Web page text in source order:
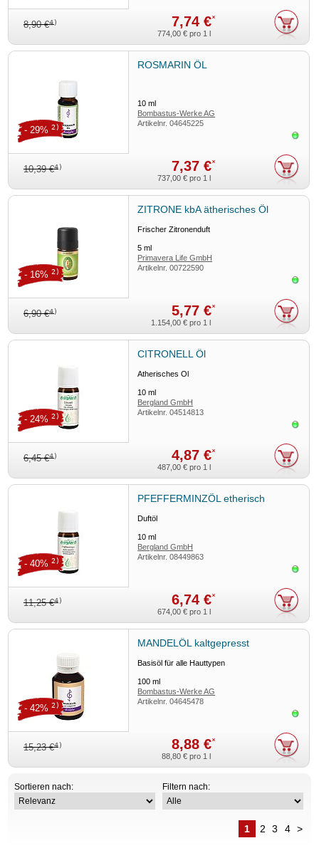
8,90 €4) 7,74 €*
774,00 € pro 1 l
ROSMARIN ÖL
10ml
Bombastus-Werke AG
Artikelnr.04645225
10,39 €4) 7,37 €*
- 29% 2)
737,00 € pro 1 l
ZITRONE kbA ätherisches Öl
Frischer Zitronenduft
5ml
Primavera Life GmbH
Artikelnr.00722590
6,90 €4) 5,77 €*
- 16% 2)
1.154,00 € pro 1 l
CITRONELL Öl
Ätherisches Öl
10ml
Bergland GmbH
Artikelnr.04514813
6,45 €4) 4,87 €*
- 24% 2)
487,00 € pro 1 l
PFEFFERMINZÖL etherisch
Duftöl
10ml
Bergland GmbH
Artikelnr.08449863
11,25 €4) 6,74 €*
- 40% 2)
674,00 € pro 1 l
MANDELÖL kaltgepresst
Basisöl für alle Hauttypen
100ml
Bombastus-Werke AG
Artikelnr.04645478
15,23 €4) 8,88 €*
- 42% 2)
88,80 € pro 1 l
Sortieren nach: Filtern nach:
1 2 3 4 >